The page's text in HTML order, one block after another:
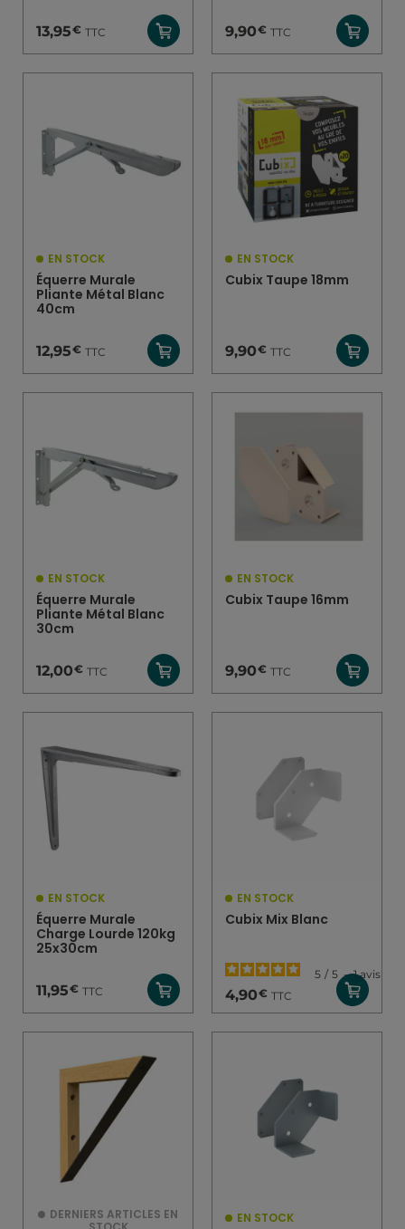
13,95€ TTC 9,90€ TTC
EN STOCK
Équerre Murale
Pliante Métal Blanc
40cm
12,95€ TTC
EN STOCK
Cubix Taupe 18mm
9,90€ TTC
EN STOCK
Équerre Murale
Pliante Métal Blanc
30cm
12,00€ TTC
EN STOCK
Cubix Taupe 16mm
9,90€ TTC
EN STOCK
Équerre Murale
Charge Lourde 120kg
25x30cm
11,95€ TTC
EN STOCK
Cubix Mix Blanc
5 / 5 - 1avis
4,90€ TTC
DERNIERS ARTICLES EN
EN STOCK